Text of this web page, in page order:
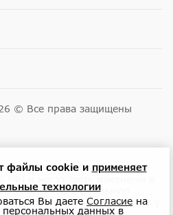
© Все права защищены
цены не являются публичной
Актуальную
товара можно узнать у
файлы cookie и применяет
технологии
Вы даете Согласие на
персональных данных в